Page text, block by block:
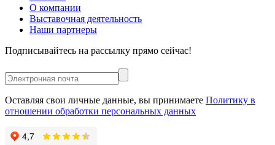
О компании
Выставочная деятельность
Наши партнеры
Подписывайтесь на рассылку прямо сейчас!
Оставляя свои личные данные, вы принимаете Политику в
отношении обработки персональных данных